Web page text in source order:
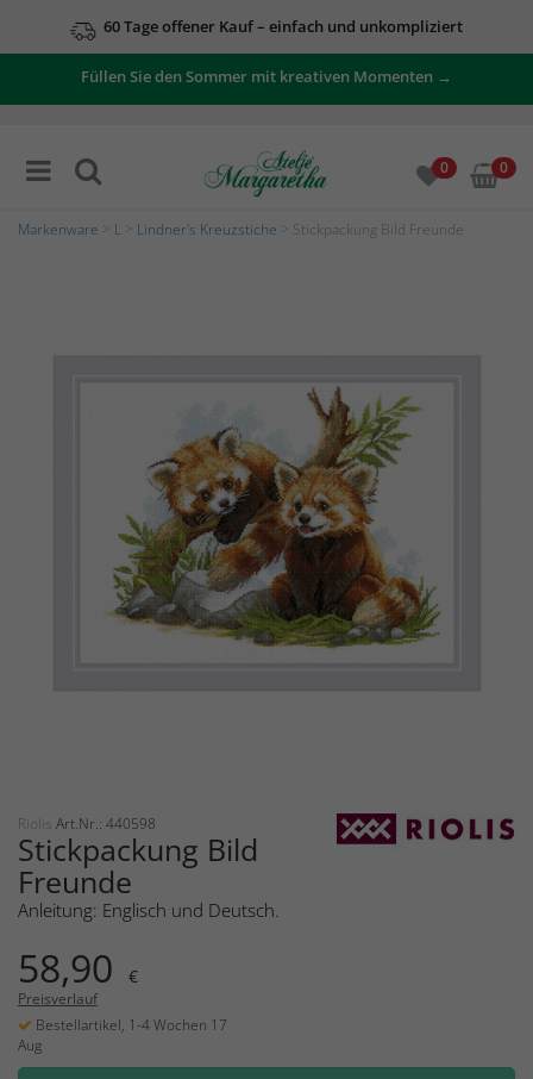
60 Tage offener Kauf – einfach und unkompliziert
Füllen Sie den Sommer mit kreativen Momenten →
0 0
Markenware L Lindner's Kreuzstiche > Stickpackung Bild Freunde
Riolis Art.Nr.: 440598
Stickpackung Bild
Freunde
Anleitung: Englisch und Deutsch.
58,90 €
Preisverlauf
Bestellartikel, 1-4 Wochen 17
Aug